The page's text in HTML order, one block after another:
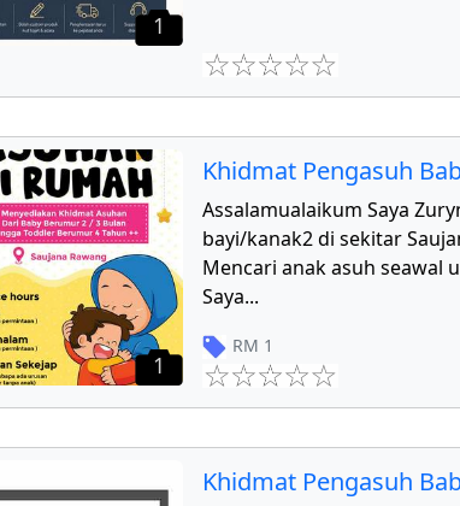
1
1
Khidmat Pengasuh
Assalamualaikum Saya
bayi/kanak2 di sekitar
Mencari anak asuh seawal
Saya...
RM 1
Khidmat Pengasuh